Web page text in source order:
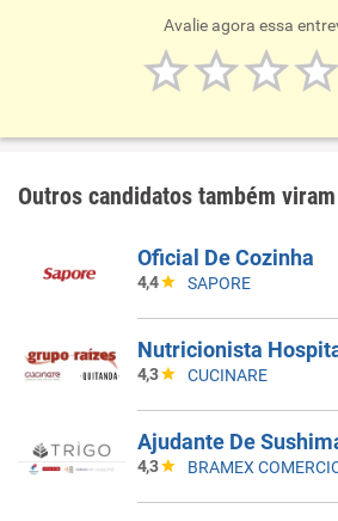
Avalie agora essa
Outros candidatos também viram
Oficial De Cozinha
4,4 SAPORE
4,3 CUCINARE
Ajudante De
4,3 BRAMEX